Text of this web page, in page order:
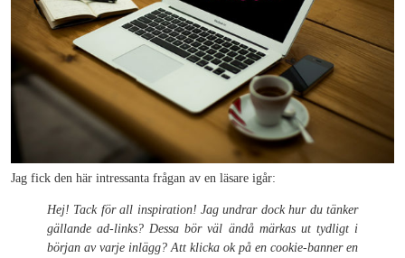
Jag fick den här intressanta frågan av en läsare igår:
Hej! Tack för all inspiration! Jag undrar dock hur du tänker
gällande ad-links? Dessa bör väl ändå märkas ut tydligt i
början av varje inlägg? Att klicka ok på en cookie-banner en